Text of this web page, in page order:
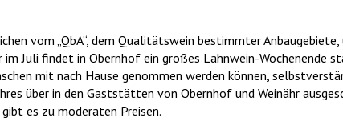
vom „QbA“, dem Qualitätswein bestimmter
im Juli findet in Obernhof ein großes Lahnwein-Wochenende
mit nach Hause genommen werden können,
über in den Gaststätten von Obernhof und Weinähr
es zu moderaten Preisen.